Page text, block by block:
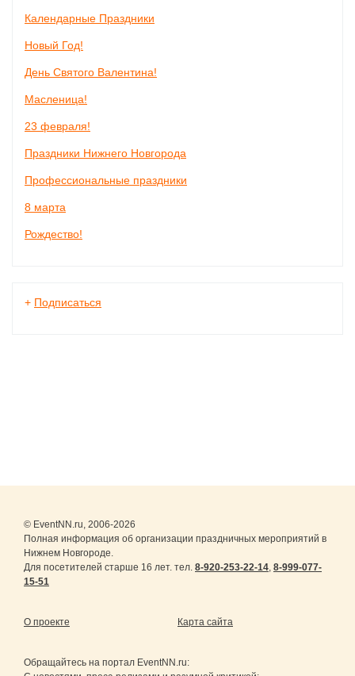
Календарные Праздники
Новый Год!
День Святого Валентина!
Масленица!
23 февраля!
Праздники Нижнего Новгорода
Профессиональные праздники
8 марта
Рождество!
+ Подписаться
© EventNN.ru, 2006-2026
Полная информация об организации праздничных мероприятий в
Нижнем Новгороде.
Для посетителей старше 16 лет. тел. 8-920-253-22-14, 8-999-077-
15-51
О проекте Карта сайта
Обращайтесь на портал EventNN.ru: